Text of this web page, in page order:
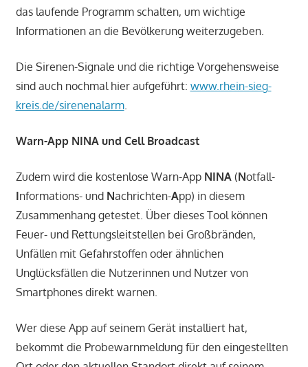
das laufende Programm schalten, um wichtige
Informationen an die Bevölkerung weiterzugeben.
Die Sirenen-Signale und die richtige Vorgehensweise
sind auch nochmal hier aufgeführt: www.rhein-sieg-
kreis.de/sirenenalarm.
Warn-App NINA und Cell Broadcast
Zudem wird die kostenlose Warn-App NINA(Notfall-
Informations- und Nachrichten-App) in diesem
Zusammenhang getestet. Über dieses Tool können
Feuer- und Rettungsleitstellen bei Großbränden,
Unfällen mit Gefahrstoffen oder ähnlichen
Unglücksfällen die Nutzerinnen und Nutzer von
Smartphones direkt warnen.
Wer diese App auf seinem Gerät installiert hat,
bekommt die Probewarnmeldung für den eingestellten